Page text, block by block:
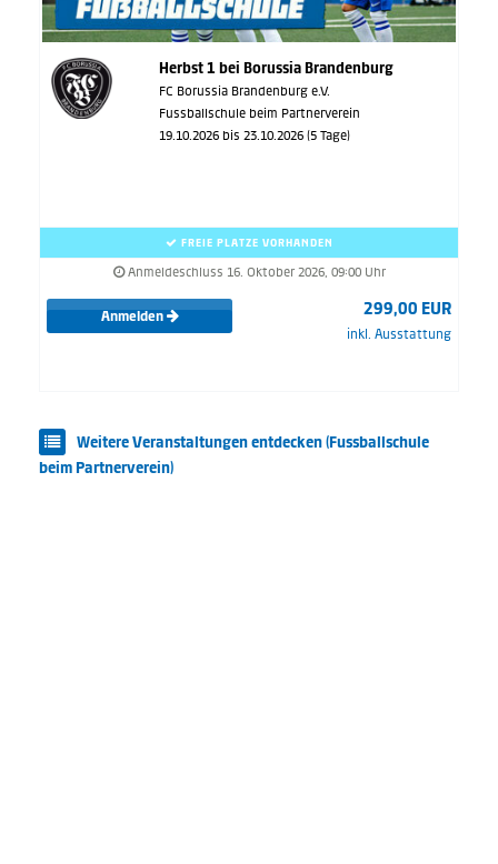
Herbst 1 bei Borussia Brandenburg
FC Borussia Brandenburg e.V.
Fussballschule beim Partnerverein
19.10.2026 bis 23.10.2026 (5 Tage)
FREIE PLÄTZE VORHANDEN
Anmeldeschluss 16. Oktober 2026, 09:00 Uhr
Anmelden 299,00 EUR
inkl. Ausstattung
Weitere Veranstaltungen entdecken (Fussballschule
beim Partnerverein)